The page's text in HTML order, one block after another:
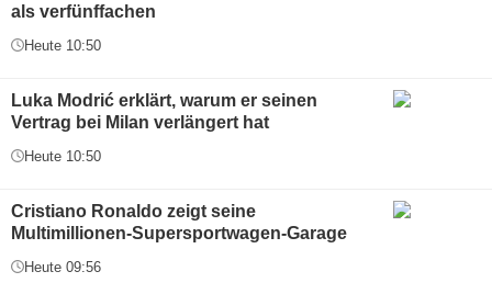
als verfünffachen
Heute 10:50
Luka Modrić erklärt, warum er seinen
Vertrag bei Milan verlängert hat
Heute 10:50
Cristiano Ronaldo zeigt seine
Multimillionen-Supersportwagen-Garage
Heute 09:56